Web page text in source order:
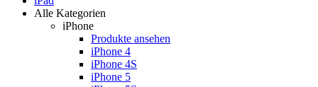
Alle Kategorien
iPhone
Produkte ansehen
iPhone 4
iPhone 4S
iPhone 5